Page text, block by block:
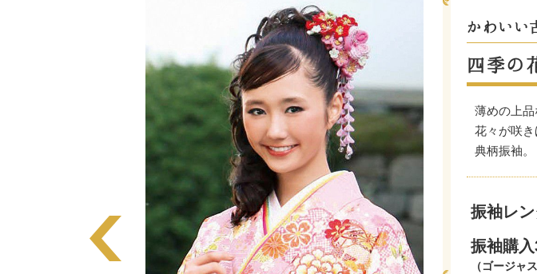
かわいい
四季の
薄めの上
花々が咲
典柄振袖。
振袖レ
振袖購
（ゴージャ